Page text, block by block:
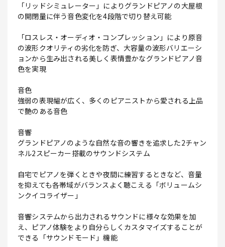
「リッドシミュレーター」によりグランドピアノの大屋根
の開閉量に伴う音色変化を4段階で切り替え可能
「ロスレス・オーディオ・コンプレッション」により原音
の波形クオリティの劣化を防ぎ、大容量の波形バリエーシ
ョンから生み出される美しく表情豊かなグランドピアノ音
色を実現
音色
強弱の表現幅が広く、多くのピアニストから愛される上品
で艶のある音色
音響
グランドピアノのような自然な音の響きを追求した2チャン
ネル2スピーカー搭載のサウンドシステム
自宅でピアノを弾くときや夜間に練習するときなど、音量
を抑えても各帯域がバランスよく聴こえる「ボリュームシ
ンクイコライザー」
音響システムから出力されるサウンドに様々な効果を加
え、ピアノ体験をより自分らしくカスタマイズすることが
できる「サウンドモード」機能